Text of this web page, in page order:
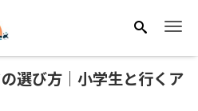
選び方｜小学生と行くア